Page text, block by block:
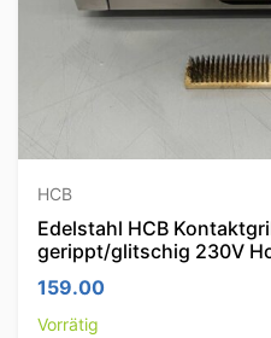
HCB
Edelstahl HCB
gerippt/glitschig 230V
159.00
Vorrätig